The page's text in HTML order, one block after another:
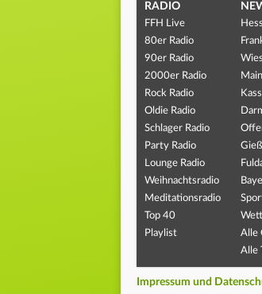
RADIO
FFH Live
80er Radio
90er Radio
2000er Radio
Rock Radio
Oldie Radio
Schlager Radio
Party Radio
Lounge Radio
Weihnachtsradio
Meditationsradio
Top 40
Playlist
Alle
Alle
Impressum und